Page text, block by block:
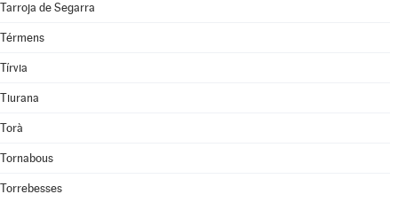
Tarroja de Segarra
Térmens
Tírvia
Tiurana
Torà
Tornabous
Torrebesses